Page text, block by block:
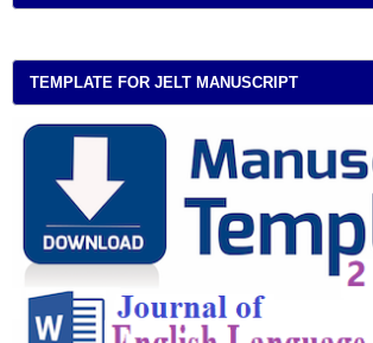
TEMPLATE FOR JELT MANUSCRIPT